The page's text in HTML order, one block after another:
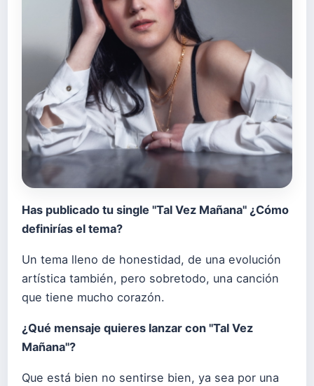
Has publicado tu single "Tal Vez Mañana" ¿Cómo
definirías el tema?
Un tema lleno de honestidad, de una evolución
artística también, pero sobretodo, una canción
que tiene mucho corazón.
¿Qué mensaje quieres lanzar con "Tal Vez
Mañana"?
Que está bien no sentirse bien, ya sea por una